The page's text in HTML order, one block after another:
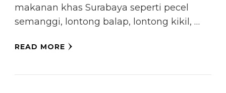
makanan khas Surabaya seperti pecel
semanggi, lontong balap, lontong kikil, …
READ MORE